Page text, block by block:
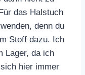
das Halstuch
denn du
Stoff dazu. Ich
Lager, da ich
hier immer